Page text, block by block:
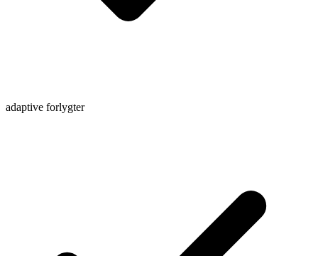
adaptive forlygter